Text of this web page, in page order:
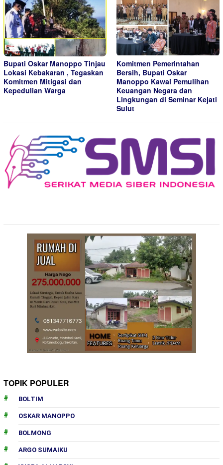
Bupati Oskar Manoppo Tinjau
Lokasi Kebakaran , Tegaskan
Komitmen Mitigasi dan
Kepedulian Warga
Komitmen Pemerintahan
Bersih, Bupati Oskar
Manoppo Kawal Pemulihan
Keuangan Negara dan
Lingkungan di Seminar Kejati
Sulut
TOPIK POPULER
BOLTIM
OSKAR MANOPPO
BOLMONG
ARGO SUMAIKU